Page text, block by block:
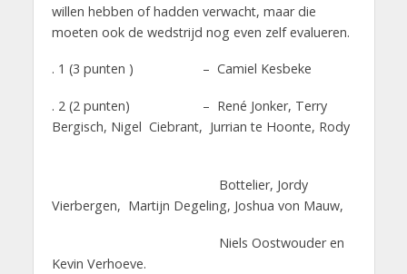
willen hebben of hadden verwacht, maar die
moeten ook de wedstrijd nog even zelf evalueren.
. 1 (3 punten ) – Camiel Kesbeke
. 2 (2 punten) – René Jonker, Terry
Bergisch, Nigel Ciebrant, Jurrian te Hoonte, Rody
Bottelier, Jordy
Vierbergen, Martijn Degeling, Joshua von Mauw,
Niels Oostwouder en
Kevin Verhoeve.